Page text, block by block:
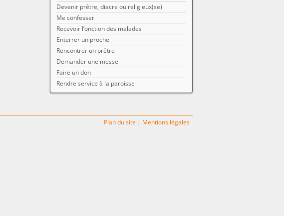
Devenir prêtre, diacre ou religieux(se)
Me confesser
Recevoir l’onction des malades
Enterrer un proche
Rencontrer un prêtre
Demander une messe
Faire un don
Rendre service à la paroisse
Plan du site | Mentions légales